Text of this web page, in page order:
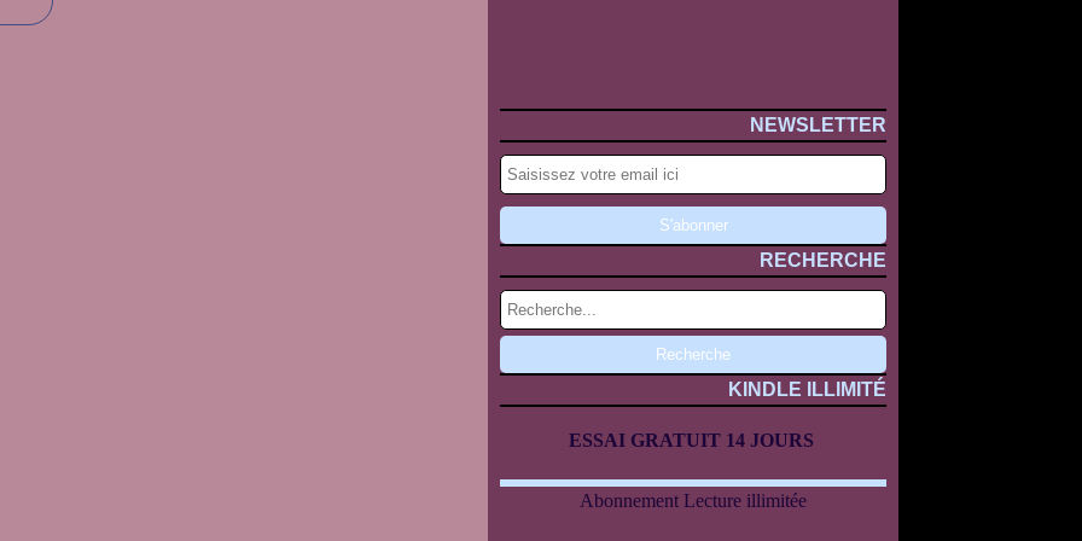
NEWSLETTER
RECHERCHE
KINDLE ILLIMITÉ
ESSAI GRATUIT 14 JOURS
Abonnement Lecture illimitée